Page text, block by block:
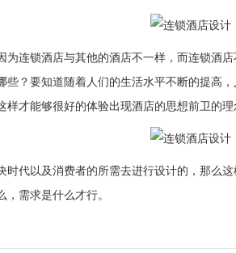
为连锁酒店与其他的酒店不一样，而连锁
？要知道随着人们的生活水平不断的提高
样才能够很好的体验出现酒店的思想前卫的理念
时代以及消费者的所需去进行设计的，那么
需求是什么才行。